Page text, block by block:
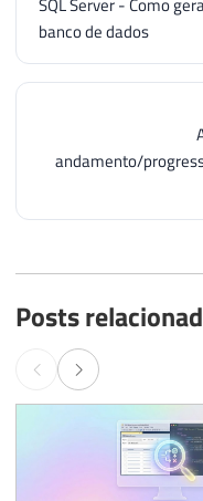
banco de dados
andamento/
Posts